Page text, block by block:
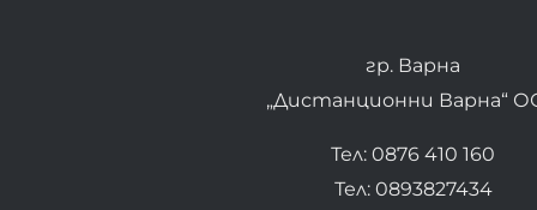
гр. Варна
„Дистанционни Варна“
Тел: 0876 410 160
Тел: 0893827434